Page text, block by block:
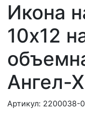
Икона
10х12
Ангел-
Артикул: 2200038-